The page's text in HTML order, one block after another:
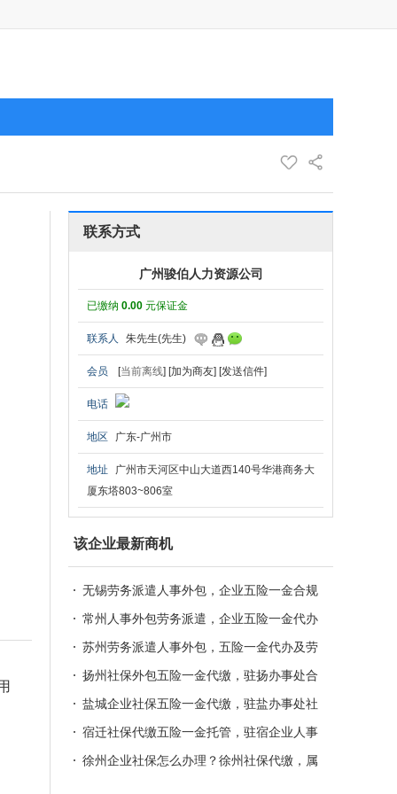
联系方式
广州骏伯人力资源公司
已缴纳 0.00 元保证金
联系人 朱先生(先生)
会员 [当前离线] [加为商友] [发送信件]
电话
地区 广东-广州市
地址
广州市天河区中山大道西140号华港商务大
厦东塔803~806室
该企业最新商机
无锡劳务派遣人事外包，企业五险一金合规
托管服务
常州人事外包劳务派遣，企业五险一金代办
合规服务
苏州劳务派遣人事外包，五险一金代办及劳
资法务一站式服务
扬州社保外包五险一金代缴，驻扬办事处合
规人事托管服务
盐城企业社保五险一金代缴，驻盐办事处社
保外包劳务派遣
宿迁社保代缴五险一金托管，驻宿企业人事
外包劳务派遣
徐州企业社保怎么办理？徐州社保代缴，属